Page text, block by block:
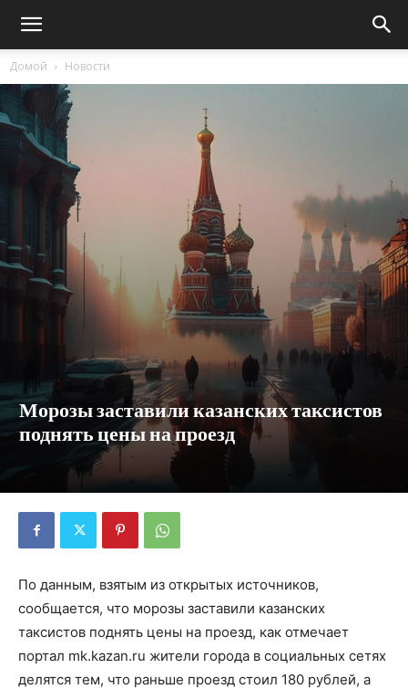
Домой Новости
Морозы заставили казанских таксистов
поднять цены на проезд
По данным, взятым из открытых источников,
сообщается, что морозы заставили казанских
таксистов поднять цены на проезд, как отмечает
портал mk.kazan.ru жители города в социальных сетях
делятся тем, что раньше проезд стоил 180 рублей, а